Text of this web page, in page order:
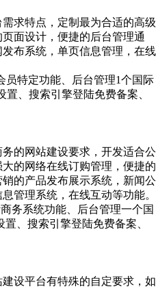
求特点，定制最为合适的高级
面设计，便捷的后台管理通
布系统，单页信息管理，在线
员特定功能、后台管理1个国际
、搜索引擎登陆免费备案、
的网站建设要求，开发适合公
的网络在线订购管理，便捷的
的产品发布展示系统，新闻公
管理系统，在线互动等功能。
务系统功能、后台管理一个国
、搜索引擎登陆免费备案、
设平台有特殊的自定要求，如